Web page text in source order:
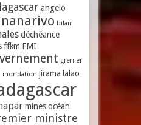
angelo
bilan
déchéance
ffkm FMI
grenier
inondation jirama lalao
mines océan
ministre